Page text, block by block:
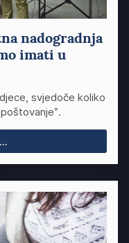
nadogradnja
imati u
svjedoče koliko